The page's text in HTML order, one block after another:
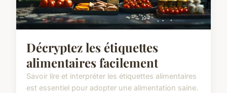
Décryptez les étiquettes
alimentaires facilement
Savoir lire et interpréter les étiquettes alimentaires
est essentiel pour adopter une alimentation saine.